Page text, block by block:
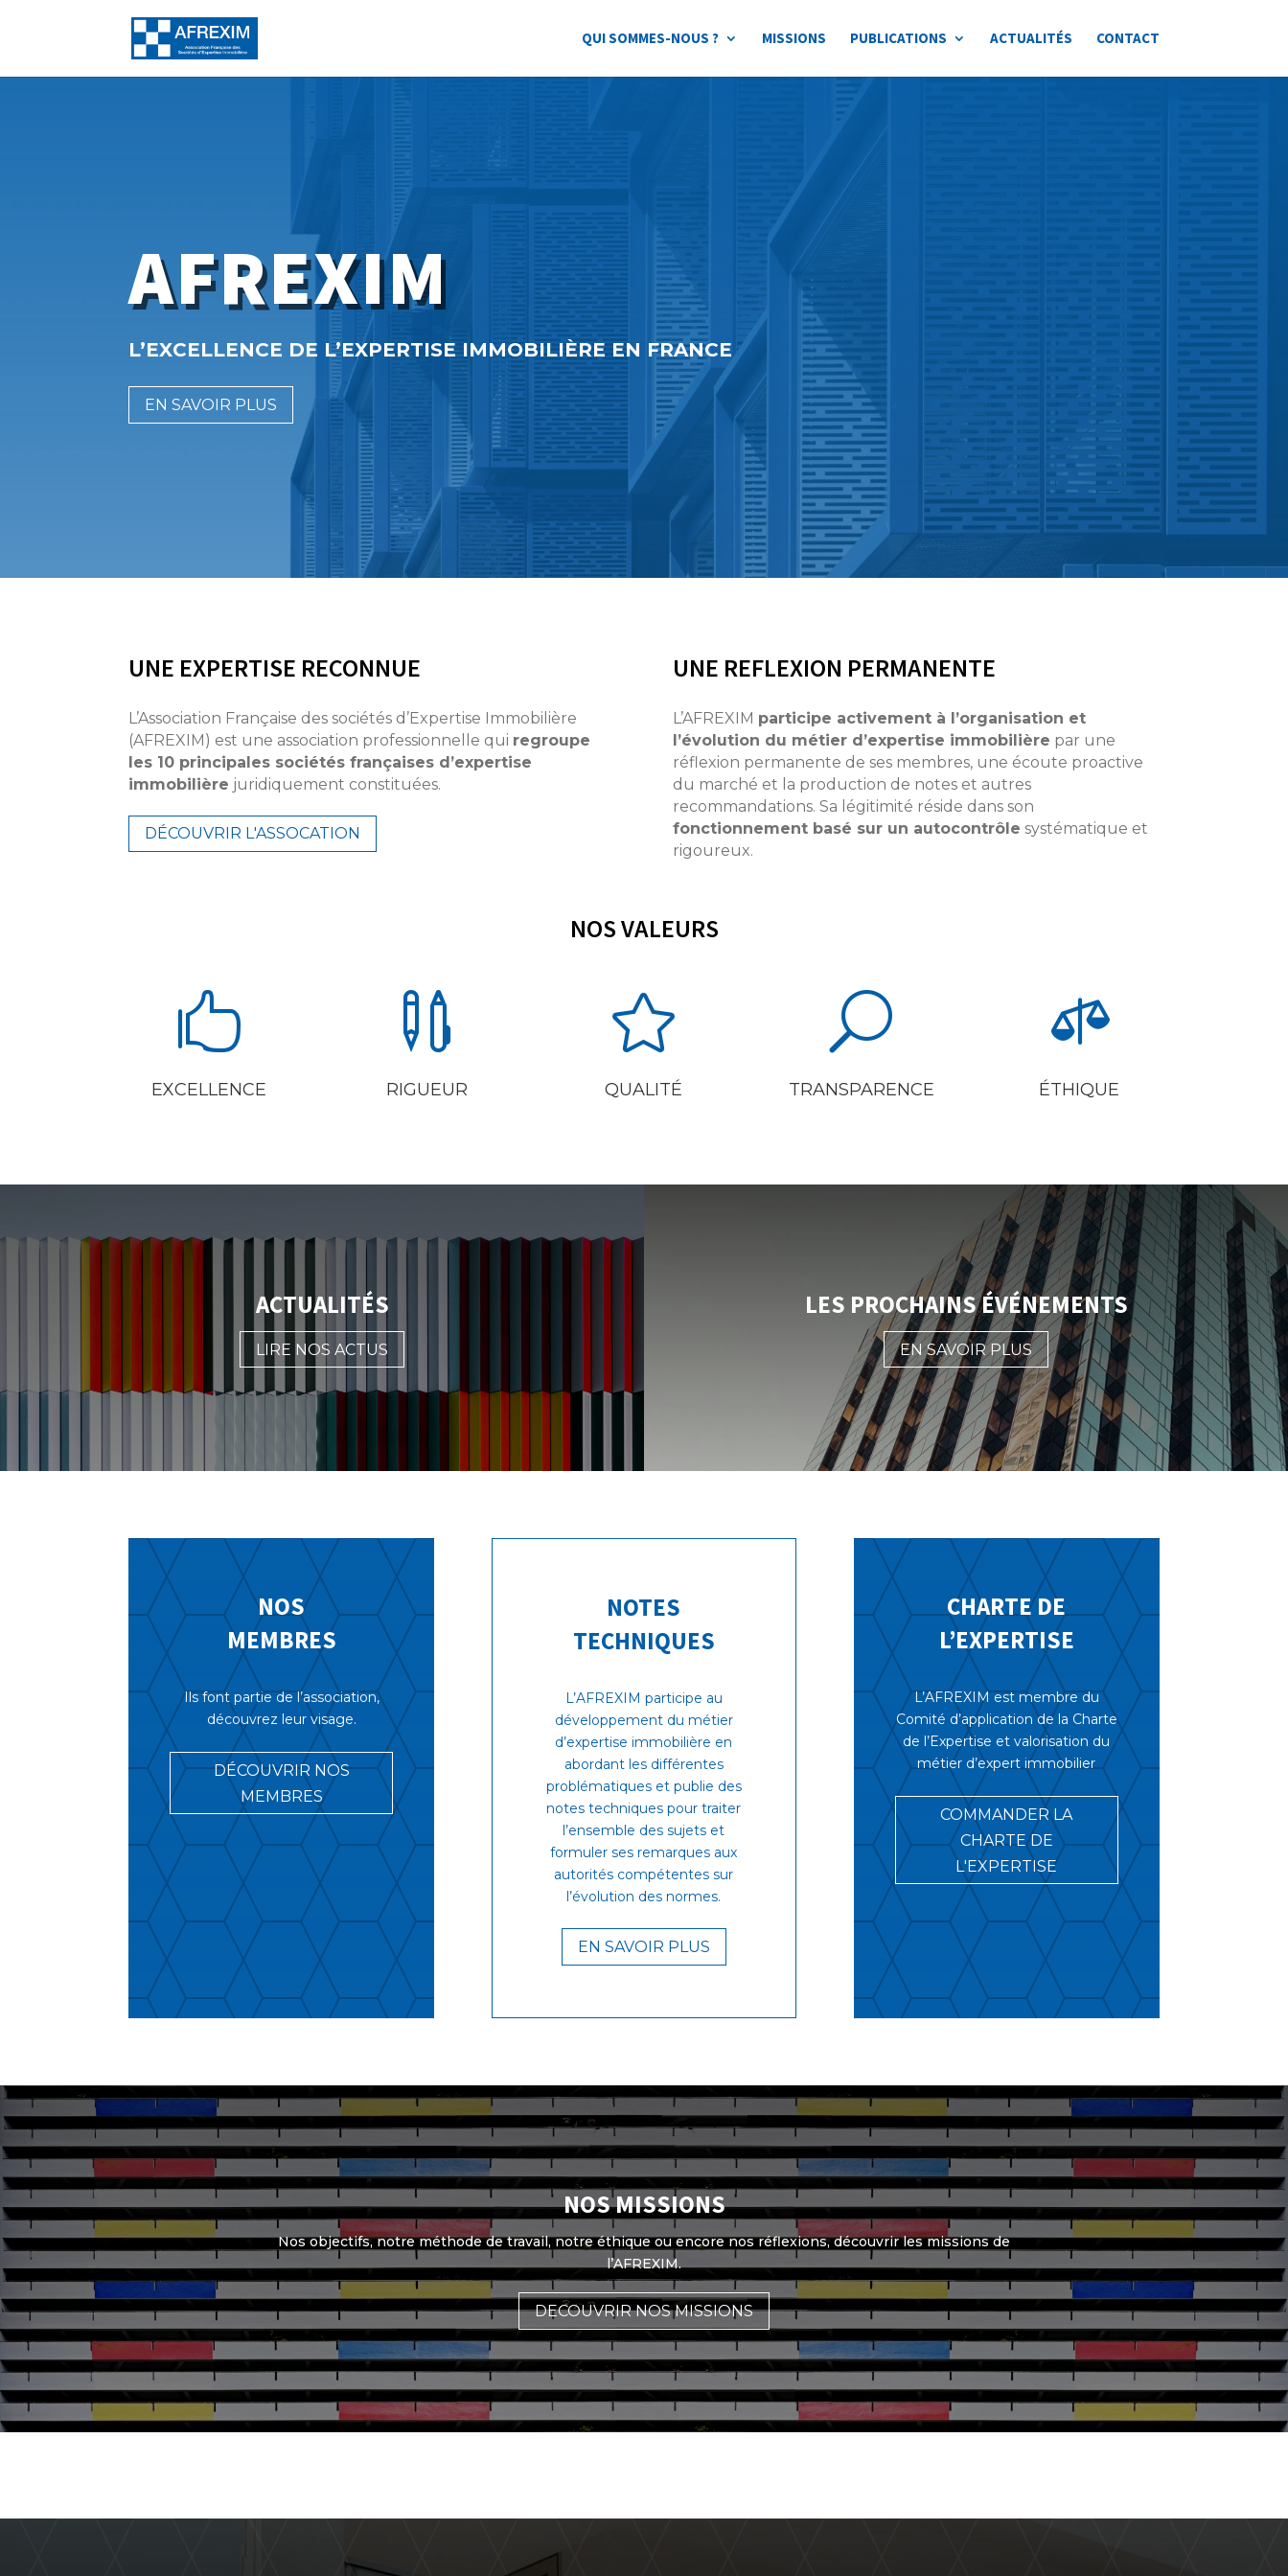
QUI SOMMES-NOUS ? MISSIONS PUBLICATIONS ACTUALITÉS CONTACT
AFREXIM
L’EXCELLENCE DE L’EXPERTISE IMMOBILIÈRE EN FRANCE
EN SAVOIR PLUS
UNE EXPERTISE RECONNUE
L’Association Française des sociétés d’Expertise Immobilière
(AFREXIM) est une association professionnelle qui regroupe
les 10 principales sociétés françaises d’expertise
immobilière juridiquement constituées.
DÉCOUVRIR L'ASSOCATION
UNE REFLEXION PERMANENTE
L’AFREXIM participe activement à l’organisation et
l’évolution du métier d’expertise immobilière par une
réflexion permanente de ses membres, une écoute proactive
du marché et la production de notes et autres
recommandations. Sa légitimité réside dans son
fonctionnement basé sur un autocontrôle systématique et
rigoureux.
NOS VALEURS

EXCELLENCE

RIGUEUR

QUALITÉ
U
TRANSPARENCE

ÉTHIQUE
ACTUALITÉS
LIRE NOS ACTUS
LES PROCHAINS ÉVÉNEMENTS
EN SAVOIR PLUS
NOS
MEMBRES
Ils font partie de l’association,
découvrez leur visage.
DÉCOUVRIR NOS
MEMBRES
NOTES
TECHNIQUES
L’AFREXIM participe au
développement du métier
d’expertise immobilière en
abordant les différentes
problématiques et publie des
notes techniques pour traiter
l’ensemble des sujets et
formuler ses remarques aux
autorités compétentes sur
l’évolution des normes.
EN SAVOIR PLUS
CHARTE DE
L’EXPERTISE
L’AFREXIM est membre du
Comité d’application de la Charte
de l’Expertise et valorisation du
métier d’expert immobilier
COMMANDER LA
CHARTE DE
L'EXPERTISE
NOS MISSIONS
Nos objectifs, notre méthode de travail, notre éthique ou encore nos réflexions, découvrir les missions de
l’AFREXIM.
DECOUVRIR NOS MISSIONS